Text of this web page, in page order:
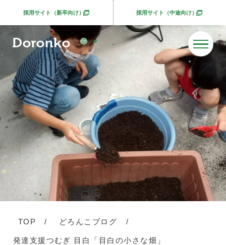
採用サイト（新卒向け）別ウィンドウで開きます 採用サイト（中途向け）別ウィンドウで開きま
TOP どろんこブログ
発達支援つむぎ 目白「目白の小さな畑」